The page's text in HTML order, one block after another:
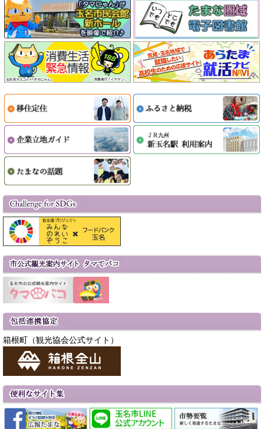
箱根町（観光協会公式サイト）